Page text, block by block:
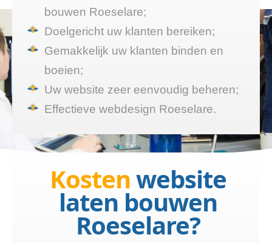
bouwen Roeselare;
Doelgericht uw klanten bereiken;
Gemakkelijk uw klanten binden en
boeien;
Uw website zeer eenvoudig beheren;
Effectieve webdesign Roeselare.
Kostenwebsite
laten bouwen
Roeselare?